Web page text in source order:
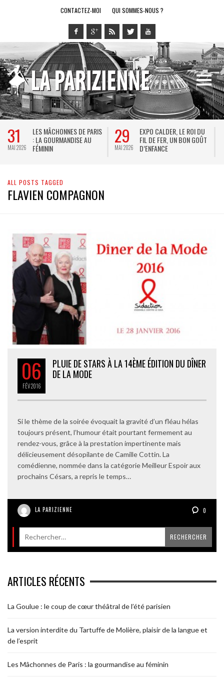
CONTACTEZ-MOI QUI SOMMES-NOUS ?
31
MAI 2026
LES MÂCHONNES DE PARIS
: LA GOURMANDISE AU
FÉMININ
29
MAI 2026
EXPO CALDER, LE ROI DU
FIL DE FER, UN BON GOÛT
D’ENFANCE
ALL POSTS TAGGED
FLAVIEN COMPAGNON
06
FÉV2016
PLUIE DE STARS À LA 14ÈME ÉDITION DU DÎNER
DE LA MODE
Si le thème de la soirée évoquait la gravité d’un fléau hélas
toujours présent, l’humour était pourtant fermement au
rendez-vous, grâce à la prestation impertinente mais
délicieusement désopilante de Camille Cottin. La
comédienne, nommée dans la catégorie Meilleur Espoir aux
prochains Césars, a repris le temps…
LA PARIZIENNE 0
ARTICLES RÉCENTS
La Goulue : le coup de cœur théâtral de l’été parisien
La version interdite du Tartuffe de Molière, plaisir de la langue et
de l’esprit
Les Mâchonnes de Paris : la gourmandise au féminin